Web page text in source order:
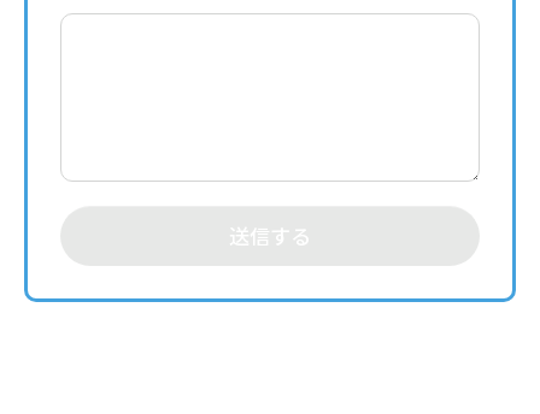
送信する